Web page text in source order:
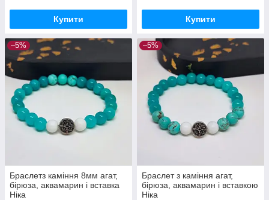
Купити Купити
–5%
Браслетз каміння 8мм агат,
бірюза, аквамарин і вставка
Ніка
–5%
Браслет з каміння агат,
бірюза, аквамарин і вставкою
Ніка